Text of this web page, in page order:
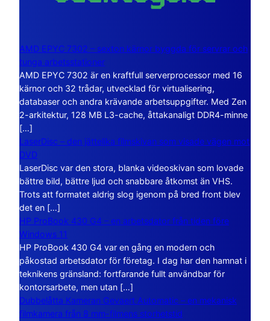
AMD EPYC 7302 – sexton kärnor byggda för servrar och
tunga arbetsstationer
AMD EPYC 7302 är en kraftfull serverprocessor med 16
kärnor och 32 trådar, utvecklad för virtualisering,
databaser och andra krävande arbetsuppgifter. Med Zen
2-arkitektur, 128 MB L3-cache, åttakanaligt DDR4-minne
[…]
LaserDisc – den jättelika filmskivan som visade vägen mot
DVD
LaserDisc var den stora, blanka videoskivan som lovade
bättre bild, bättre ljud och snabbare åtkomst än VHS.
Trots att formatet aldrig slog igenom på bred front blev
det en […]
HP ProBook 430 G4 – en arbetsdator från tiden före
Windows 11
HP ProBook 430 G4 var en gång en modern och
påkostad arbetsdator för företag. I dag har den hamnat i
teknikens gränsland: fortfarande fullt användbar för
kontorsarbete, men utan […]
Dubbelåtta Kameran Gevaert Automatic – en mekanisk
filmkamera från 8 mm-filmens storhetstid